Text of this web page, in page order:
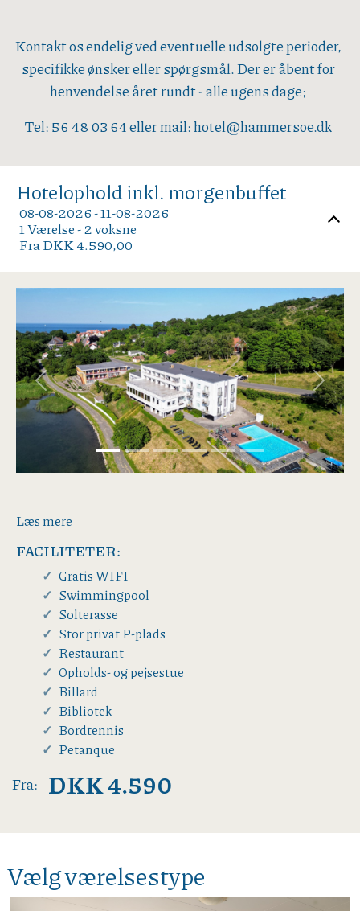
Kontakt os endelig ved eventuelle udsolgte perioder,
specifikke ønsker eller spørgsmål. Der er åbent for
henvendelse året rundt - alle ugens dage;
Tel: 56 48 03 64 eller mail: hotel@hammersoe.dk
Hotelophold inkl. morgenbuffet
08-08-2026 - 11-08-2026
1 Værelse -2voksne
Fra DKK 4.590,00
Previous Next
Læs mere
FACILITETER:
Gratis WIFI
Swimmingpool
Solterasse
Stor privat P-plads
Restaurant
Opholds- og pejsestue
Billard
Bibliotek
Bordtennis
Petanque
Fra: DKK 4.590
Vælg værelsestype